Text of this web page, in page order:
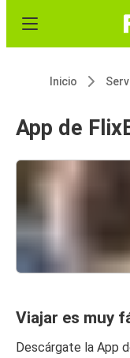
Inicio
App de
Viajar es muy
Descárgate la App